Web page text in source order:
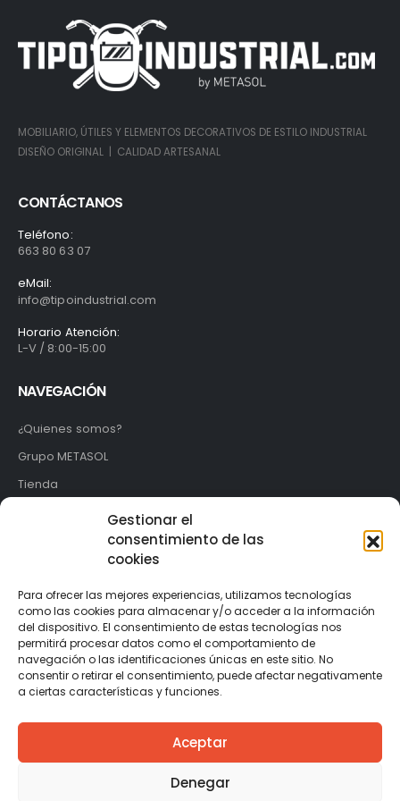
Gestionar el
consentimiento de las
cookies
Para ofrecer las mejores experiencias, utilizamos tecnologías
como las cookies para almacenar y/o acceder a la información
del dispositivo. El consentimiento de estas tecnologías nos
permitirá procesar datos como el comportamiento de
navegación o las identificaciones únicas en este sitio. No
consentir o retirar el consentimiento, puede afectar negativamente
a ciertas características y funciones.
Aceptar
Denegar
MOBILIARIO, ÚTILES Y ELEMENTOS DECORATIVOS DE ESTILO INDUSTRIAL
DISEÑO ORIGINAL | CALIDAD ARTESANAL
CONTÁCTANOS
Teléfono:
663 80 63 07
eMail:
info@tipoindustrial.com
Horario Atención:
L-V / 8:00-15:00
NAVEGACIÓN
¿Quienes somos?
Grupo METASOL
Tienda
Política de Privacidad
Política de Cookies
Condiciones de Venta
2025 © TIPO INDUSTRIAL by Metasol